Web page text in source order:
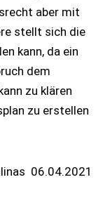
aber mit
stellt sich die
kann, da ein
dem
zu klären
zu erstellen
06.04.2021